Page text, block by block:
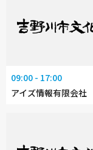
09:00 - 17:00
アイズ情報有限会社